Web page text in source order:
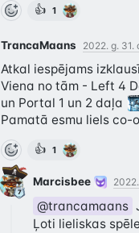
👍 1
TrancaMaans 2022. g. 31.
Atkal iespējams
Viena no tām - Left 4
un Portal 1 un 2 daļa
Pamatā esmu liels co-
👍 1
Marcisbee
@trancamaans
Ļoti lieliskas